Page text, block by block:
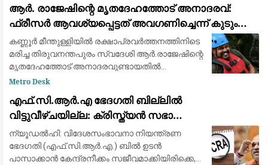
ആര്‍. രാജേഷിന്റെ മൃതദേഹത്തോട് അനാദരവ്:
ഫ്രീസര്‍ ആവശ്യപ്പെട്ടത് അവഗണിച്ചെന്ന് കുടുംബം;
പയ്യന്നൂര്‍ തഹസില്‍ദാര്‍ക്കെതിരെ ഗുരുതര
ആരോപണം
കണ്ണൂര്‍ മീന്തുള്ളിയില്‍ രക്ഷാപ്രവര്‍ത്തനത്തിനിടെ
മരിച്ച തിരുവനന്തപുരം സ്വദേശി ആര്‍.രാജേഷിന്റെ
മൃതദേഹത്തോട് അനാദരവുണ്ടായതില്‍
പയ്യന്നൂര്‍ തഹസില്‍ദാര്‍ക്കെതിരെ കുടുംബം.
Metro Desk
എഫ്.സി.ആർ.എ ഭേദഗതി ബില്ലിൽ
വിട്ടുവീഴ്ചയില്ല: ക്രിസ്ത്യൻ സഭാ
നേതൃത്വവുമായുള്ള ചർച്ചയിൽ മാറ്റമില്ലാതെ
കേന്ദ്ര നിലപാട്
ന്യൂഡൽഹി: വിദേശസംഭാവനാ നിയന്ത്രണ
ഭേദഗതി (എഫ്.സി.ആർ.എ.) ബിൽ ഉടൻ
പാസാക്കാൻ കേന്ദ്രനീക്കം സജീവമാക്കിയിരിക്കെ,